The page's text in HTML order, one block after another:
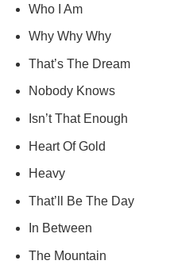
Who I Am
Why Why Why
That’s The Dream
Nobody Knows
Isn’t That Enough
Heart Of Gold
Heavy
That’ll Be The Day
In Between
The Mountain